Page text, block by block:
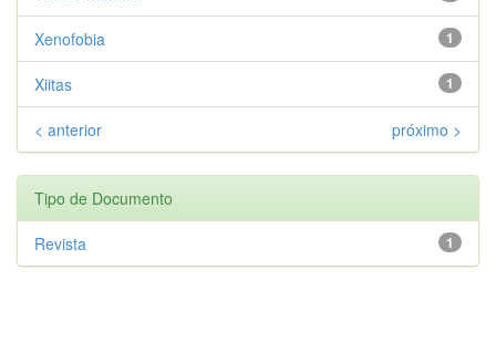
1
Xenofobia
1
Xiitas
< anterior próximo >
Tipo de Documento
1
Revista